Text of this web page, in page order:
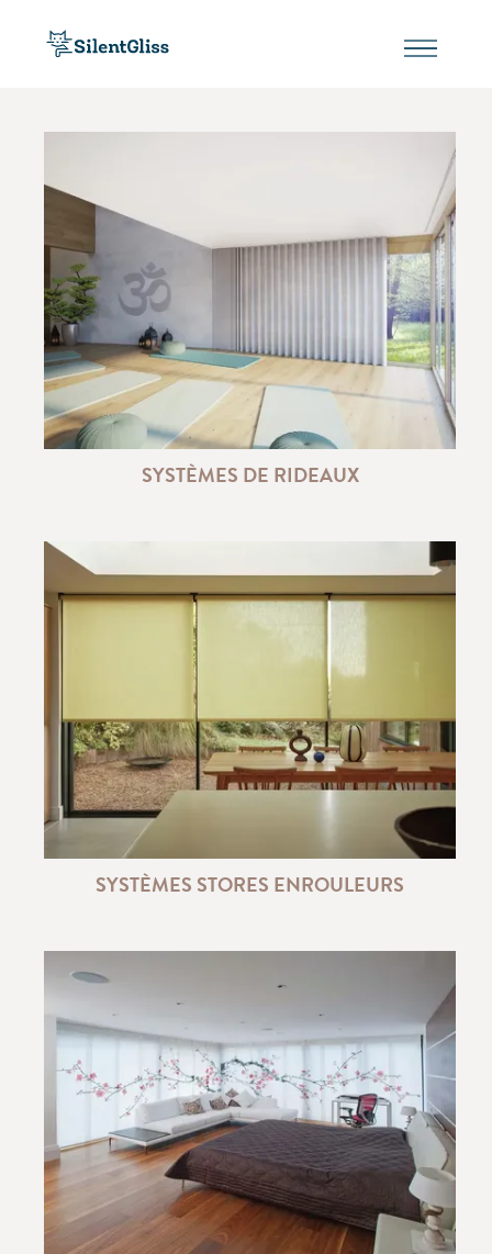
SYSTÈMES DE RIDEAUX
SYSTÈMES STORES ENROULEURS